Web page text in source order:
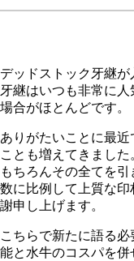
デッドストック牙継が
牙継はいつも非常に
場合がほとんどです。
ありがたいことに最
ことも増えてきました
もちろんその全てを
数に比例して上質な
謝申し上げます。
こちらで新たに語る
能と水牛のコスパを併